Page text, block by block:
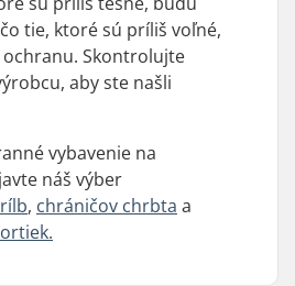
tie, ktoré sú príliš voľné,
Skontrolujte
aby ste našli
vybavenie na
náš výber
, chráničov chrbta a